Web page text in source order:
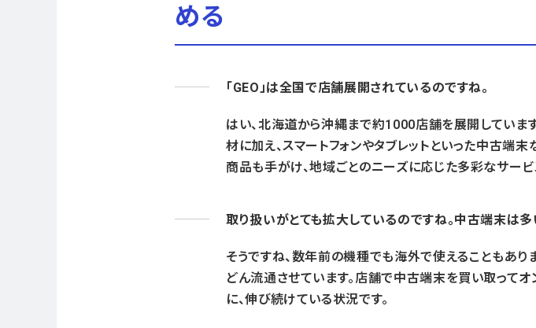
める
「GEO」は全国で店舗展開されているのですね。
はい、北海道から沖縄まで約1000店舗を展開していま
材に加え、スマートフォンやタブレットといった中古端
商品も手がけ、地域ごとのニーズに応じた多彩なサービ
取り扱いがとても拡大しているのですね。中古端末は多
そうですね、数年前の機種でも海外で使えることもあり
どん流通させています。店舗で中古端末を買い取ってオ
に、伸び続けている状況です。